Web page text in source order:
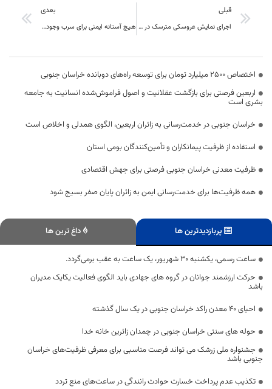
قبلی
اجرای نمایش عروسکی مترسک در مجموعه فرهنگی و تاریخی باغ جهانی اکبریه
بعدی
هیچ آستانه ایمنی برای سرب وجود ندارد
اختصاص 2500 میلیارد تومان برای توسعه راه‌های دوبانده خراسان جنوبی
اربعین فرصتی برای بازگشت عقلانیت و اصول فراموش‌شده انسانیت به جامعه
بشری است
خراسان جنوبی در خدمت‌رسانی به زائران اربعین، الگوی همدلی و اخلاص است
استفاده از ظرفیت پیمانکاران و تأمین‌کنندگان بومی استان
ظرفیت معدنی خراسان جنوبی فرصتی برای جهش اقتصادی
همه ظرفیت‌ها برای خدمت‌رسانی ایمن به زائران پایان صفر بسیج شود
پربازدیدترین ها داغ ترین ها
ساعت رسمی، یکشنبه ۳۰ شهریور، یک ساعت به عقب برمی‌گردد.
حرکت ارزشمند جوانان در گروه های جهادی باید الگوی فعالیت یکایک مدیران
باشد
احیای ۴۰ معدن راکد خراسان جنوبی در یک سال گذشته
حوله های سنتی خراسان جنوبی در چمدان زائرین خانه خدا
جشنواره ملی زرشک می تواند فرصت مناسبی برای معرفی ظرفیت‌های خراسان
جنوبی باشد
تکذیب عدم پرداخت خسارت حوادث رانندگی در ساعت‌های منع تردد